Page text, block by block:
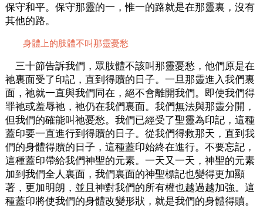
保守和平。保守那靈的一，惟一的路就是在那靈裏，沒有
其他的路。
身體上的肢體不叫那靈憂愁
三十節告訴我們，眾肢體不該叫那靈憂愁，他們原是在
祂裏面受了印記，直到得贖的日子。一旦那靈進入我們裏
面，祂就一直與我們同在，絕不會離開我們。即使我們得
罪祂或羞辱祂，祂仍在我們裏面。我們無法與那靈分開，
但我們的確能叫祂憂愁。我們已經受了聖靈為印記，這種
蓋印要一直進行到得贖的日子。從我們得救那天，直到我
們的身體得贖的日子，這種蓋印始終在進行。不要忘記，
這種蓋印帶給我們神聖的元素。一天又一天，神聖的元素
加到我們全人裏面，我們裏面的神聖標記也變得更加顯
著，更加明朗，並且神對我們的所有權也越過越加強。這
種蓋印將使我們的身體改變形狀，就是我們的身體得贖。